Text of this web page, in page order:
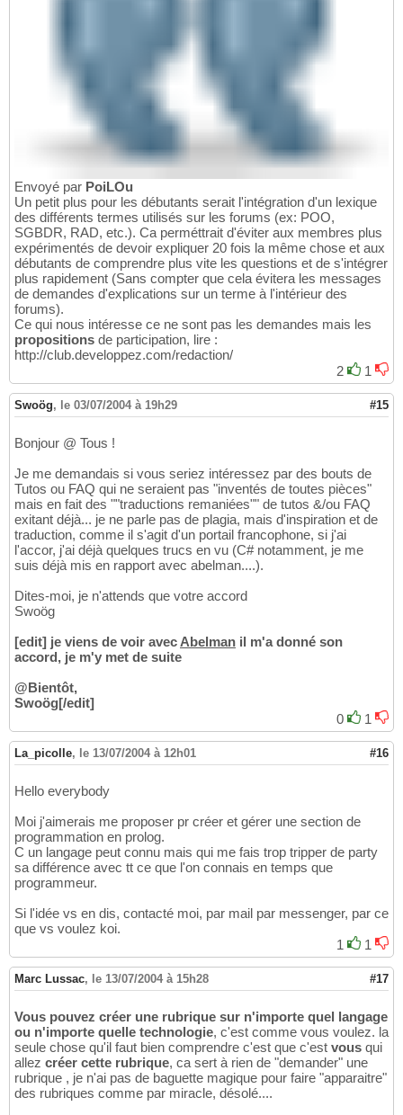
Envoyé par PoiLOu
Un petit plus pour les débutants serait l'intégration d'un lexique
des différents termes utilisés sur les forums (ex: POO,
SGBDR, RAD, etc.). Ca perméttrait d'éviter aux membres plus
expérimentés de devoir expliquer 20 fois la même chose et aux
débutants de comprendre plus vite les questions et de s'intégrer
plus rapidement (Sans compter que cela évitera les messages
de demandes d'explications sur un terme à l'intérieur des
forums).
Ce qui nous intéresse ce ne sont pas les demandes mais les
propositions de participation, lire :
http://club.developpez.com/redaction/
2
1
Swoög, le 03/07/2004 à 19h29 #15
Bonjour @ Tous !
Je me demandais si vous seriez intéressez par des bouts de
Tutos ou FAQ qui ne seraient pas "inventés de toutes pièces"
mais en fait des ""traductions remaniées"" de tutos &/ou FAQ
exitant déjà... je ne parle pas de plagia, mais d'inspiration et de
traduction, comme il s'agit d'un portail francophone, si j'ai
l'accor, j'ai déjà quelques trucs en vu (C# notamment, je me
suis déjà mis en rapport avec abelman....).
Dites-moi, je n'attends que votre accord
Swoög
[edit] je viens de voir avecAbelman il m'a donné son
accord, je m'y met de suite
@Bientôt,
Swoög[/edit]
0
1
La_picolle, le 13/07/2004 à 12h01 #16
Hello everybody
Moi j'aimerais me proposer pr créer et gérer une section de
programmation en prolog.
C un langage peut connu mais qui me fais trop tripper de party
sa différence avec tt ce que l'on connais en temps que
programmeur.
Si l'idée vs en dis, contacté moi, par mail par messenger, par ce
que vs voulez koi.
1
1
Marc Lussac, le 13/07/2004 à 15h28 #17
Vous pouvez créer une rubrique sur n'importe quel langage
ou n'importe quelle technologie, c'est comme vous voulez. la
seule chose qu'il faut bien comprendre c'est que c'est vous qui
allez créer cette rubrique, ca sert à rien de "demander" une
rubrique , je n'ai pas de baguette magique pour faire "apparaitre"
des rubriques comme par miracle, désolé....